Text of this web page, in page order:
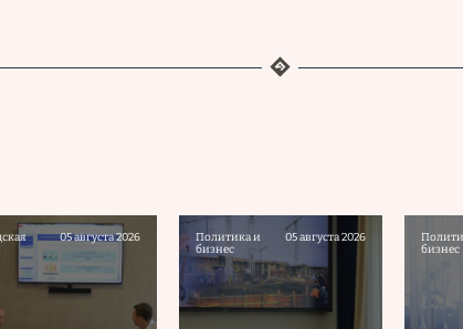
05 августа 2026
Политика и
бизнес
05 августа 2026
бизнес